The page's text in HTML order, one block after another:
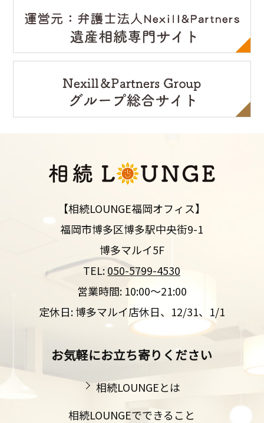
【相続LOUNGE福岡オフィス】
福岡市博多区博多駅中央街9-1
博多マルイ5F
TEL:050-5799-4530
営業時間: 10:00～21:00
定休日: 博多マルイ店休日、12/31、1/1
お気軽にお立ち寄りください
相続LOUNGEとは
相続LOUNGEでできること